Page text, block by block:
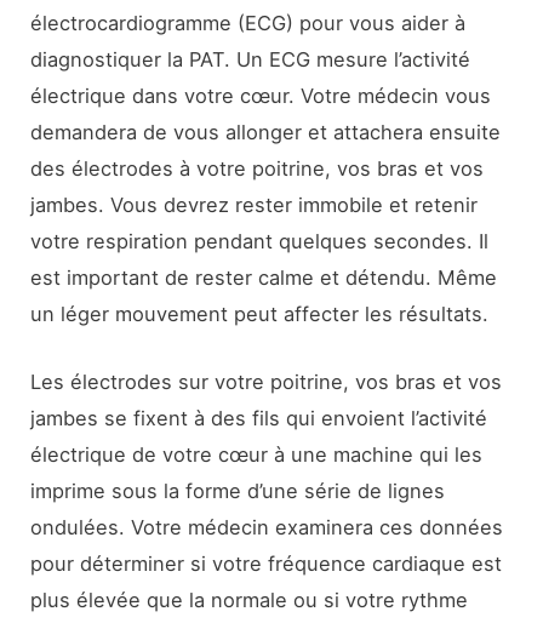
électrocardiogramme (ECG) pour vous aider à
diagnostiquer la PAT. Un ECG mesure l’activité
électrique dans votre cœur. Votre médecin vous
demandera de vous allonger et attachera ensuite
des électrodes à votre poitrine, vos bras et vos
jambes. Vous devrez rester immobile et retenir
votre respiration pendant quelques secondes. Il
est important de rester calme et détendu. Même
un léger mouvement peut affecter les résultats.
Les électrodes sur votre poitrine, vos bras et vos
jambes se fixent à des fils qui envoient l’activité
électrique de votre cœur à une machine qui les
imprime sous la forme d’une série de lignes
ondulées. Votre médecin examinera ces données
pour déterminer si votre fréquence cardiaque est
plus élevée que la normale ou si votre rythme